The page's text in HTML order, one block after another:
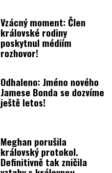
Vzácný moment: Člen
královské rodiny
poskytnul médiím
rozhovor!
Odhaleno: Jméno nového
Jamese Bonda se dozvíme
ještě letos!
Meghan porušila
královský protokol.
Definitivně tak zničila